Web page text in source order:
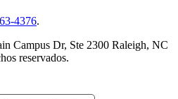
4376.
Campus Dr, Ste 2300 Raleigh, NC
reservados.